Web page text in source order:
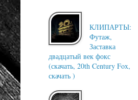
КЛИПАРТЫ:
Футаж,
Заставка
двадцатый век фокс
(скачать, 20th Century Fox,
скачать )